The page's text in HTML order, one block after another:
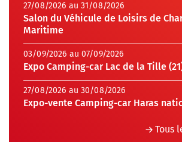
27/08/2026 au 31/08/2026
Salon du Véhicule de Loisirs de
Maritime
03/09/2026 au 07/09/2026
Expo Camping-car Lac de la Tille
27/08/2026 au 30/08/2026
Expo-vente Camping-car Haras
Tous